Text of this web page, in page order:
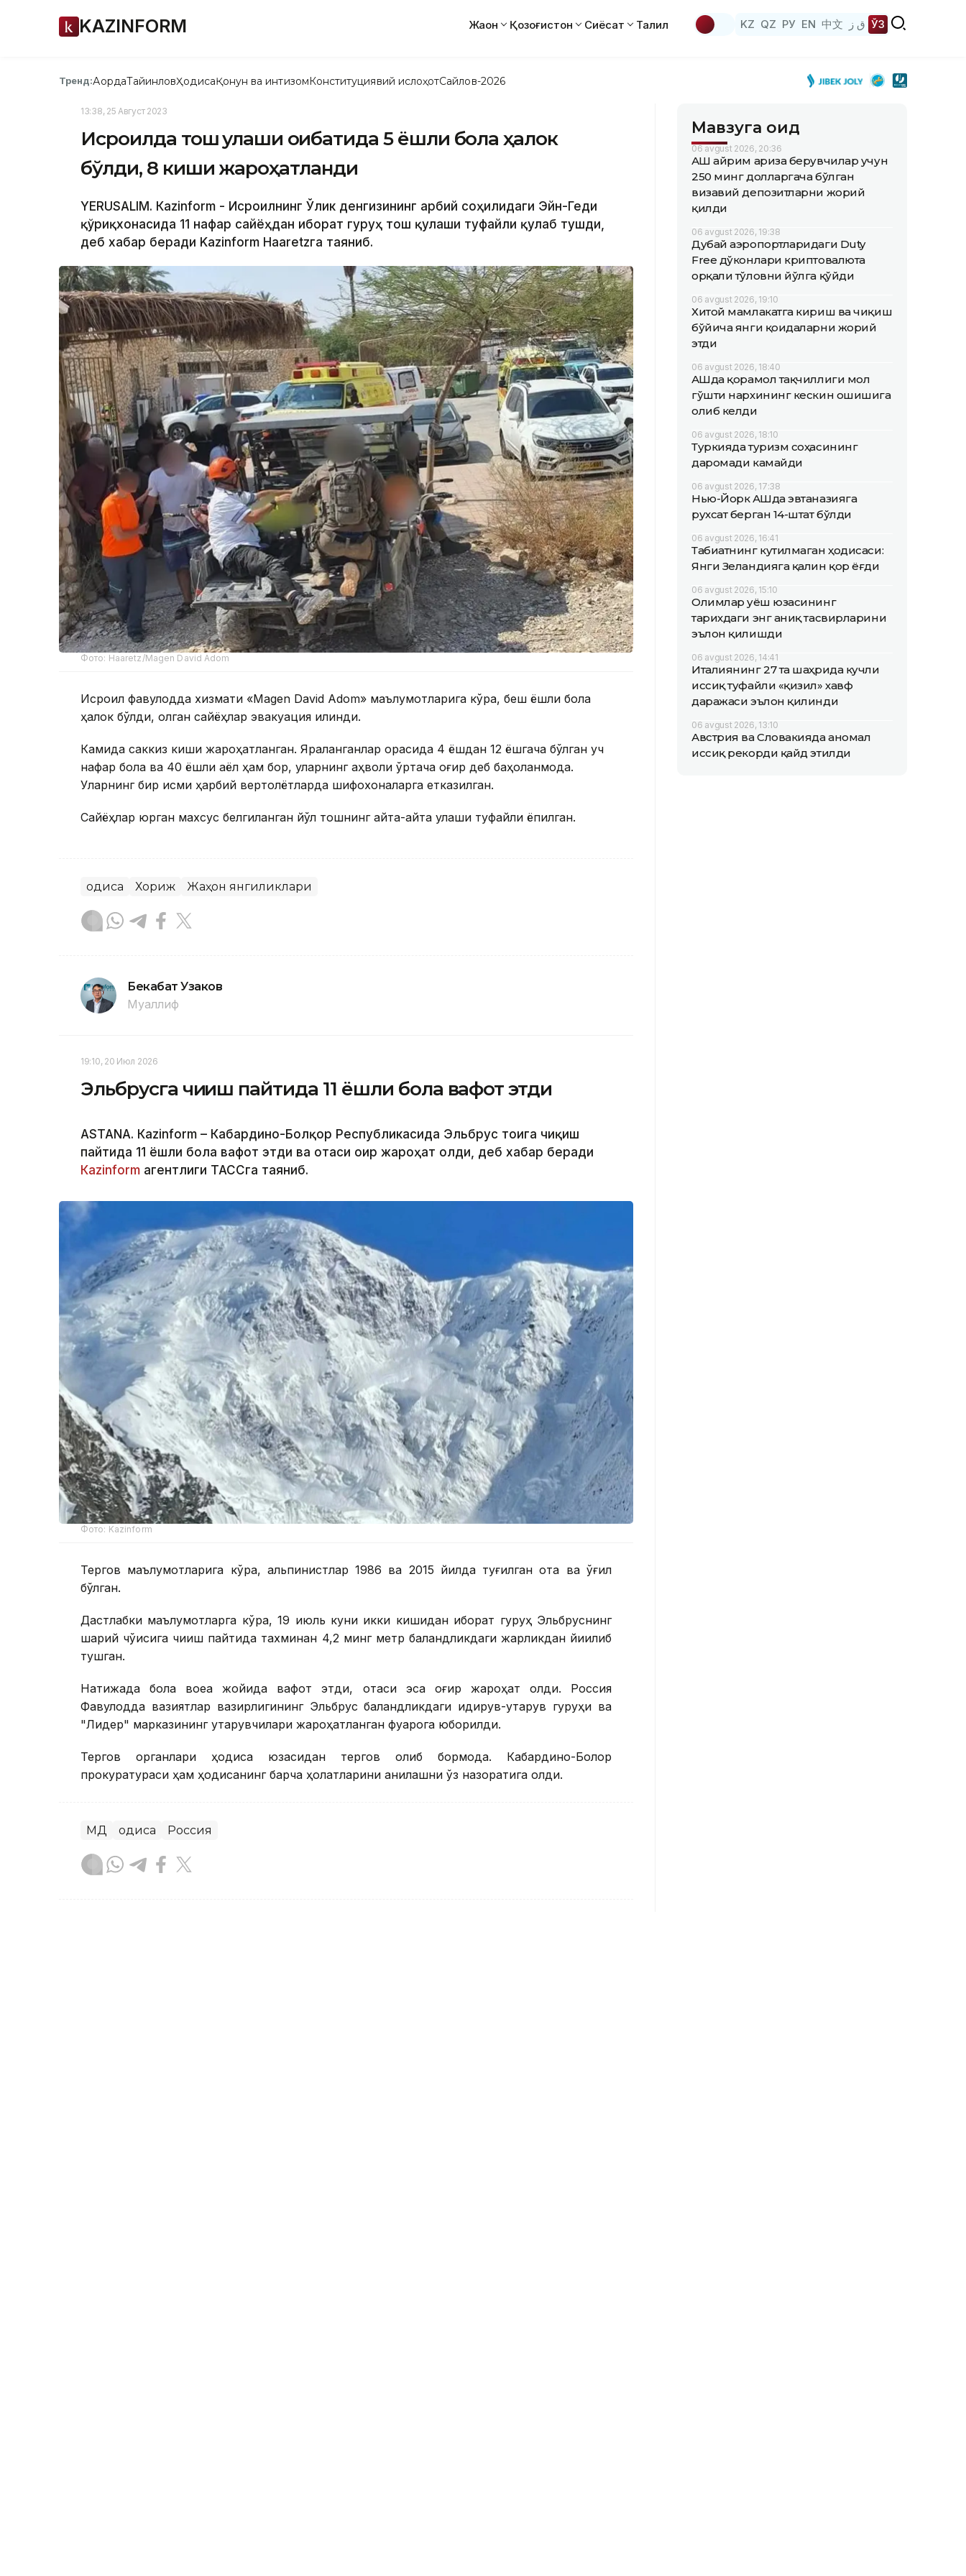
KAZINFORM Жаҳон Қозоғистон Сиёсат Таҳлил KZ QZ РУ EN 中文 ق ز ЎЗ
Тренд:АқордаТайинловҲодисаҚонун ва интизомКонституциявий ислоҳотСайлов-2026
13:38, 25 Август 2023
Исроилда тош қулаши оқибатида 5 ёшли бола ҳалок
бўлди, 8 киши жароҳатланди
YERUSALIM. Кazinform - Исроилнинг Ўлик денгизининг ғарбий соҳилидаги Эйн-Геди
қўриқхонасида 11 нафар сайёҳдан иборат гуруҳ тош қулаши туфайли қулаб тушди,
деб хабар беради Kazinform Haaretzга таяниб.
Фото: Haaretz/Magen David Adom
Исроил фавқулодда хизмати «Magen David Adom» маълумотларига кўра, беш ёшли бола
ҳалок бўлди, қолган сайёҳлар эвакуация қилинди.
Камида саккиз киши жароҳатланган. Яраланганлар орасида 4 ёшдан 12 ёшгача бўлган уч
нафар бола ва 40 ёшли аёл ҳам бор, уларнинг аҳволи ўртача оғир деб баҳоланмоқда.
Уларнинг бир қисми ҳарбий вертолётларда шифохоналарга етказилган.
Сайёҳлар юрган махсус белгиланган йўл тошнинг қайта-қайта қулаши туфайли ёпилган.
Ҳодиса Хориж Жаҳон янгиликлари
Бекабат Узаков
Муаллиф
19:10, 20 Июл 2026
Эльбрусга чиқиш пайтида 11 ёшли бола вафот этди
ASTANА. Кazinform – Кабардино-Болқор Республикасида Эльбрус тоғига чиқиш
пайтида 11 ёшли бола вафот этди ва отаси оғир жароҳат олди, деб хабар беради
Кazinform агентлиги ТАССга таяниб.
Фото: Kazinform
Тергов маълумотларига кўра, альпинистлар 1986 ва 2015 йилда туғилган ота ва ўғил
бўлган.
Дастлабки маълумотларга кўра, 19 июль куни икки кишидан иборат гуруҳ Эльбруснинг
шарқий чўққисига чиқиш пайтида тахминан 4,2 минг метр баландликдаги жарликдан йиқилиб
тушган.
Натижада бола воқеа жойида вафот этди, отаси эса оғир жароҳат олди. Россия
Фавқулодда вазиятлар вазирлигининг Эльбрус баландликдаги қидирув-қутқарув гуруҳи ва
"Лидер" марказининг қутқарувчилари жароҳатланган фуқарога юборилди.
Тергов органлари ҳодиса юзасидан тергов олиб бормоқда. Кабардино-Болқор
прокуратураси ҳам ҳодисанинг барча ҳолатларини аниқлашни ўз назоратига олди.
МДҲ Ҳодиса Россия
Мавзуга оид
06 avgust 2026, 20:36
АҚШ айрим ариза берувчилар учун
250 минг долларгача бўлган
визавий депозитларни жорий
қилди
06 avgust 2026, 19:38
Дубай аэропортларидаги Duty
Free дўконлари криптовалюта
орқали тўловни йўлга қўйди
06 avgust 2026, 19:10
Хитой мамлакатга кириш ва чиқиш
бўйича янги қоидаларни жорий
этди
06 avgust 2026, 18:40
АҚШда қорамол тақчиллиги мол
гўшти нархининг кескин ошишига
олиб келди
06 avgust 2026, 18:10
Туркияда туризм соҳасининг
даромади камайди
06 avgust 2026, 17:38
Нью-Йорк АҚШда эвтаназияга
рухсат берган 14-штат бўлди
06 avgust 2026, 16:41
Табиатнинг кутилмаган ҳодисаси:
Янги Зеландияга қалин қор ёғди
06 avgust 2026, 15:10
Олимлар Қуёш юзасининг
тарихдаги энг аниқ тасвирларини
эълон қилишди
06 avgust 2026, 14:41
Италиянинг 27 та шаҳрида кучли
иссиқ туфайли «қизил» хавф
даражаси эълон қилинди
06 avgust 2026, 13:10
Австрия ва Словакияда аномал
иссиқ рекорди қайд этилди